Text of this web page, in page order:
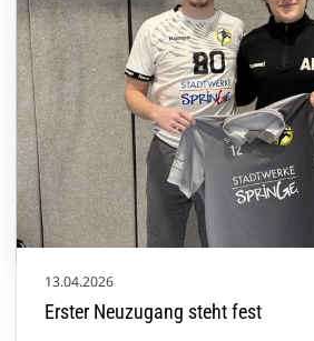
Die Gäste aus Börde fanden zu
ein Mittel gegen die
Vorstellung der
Abläufen im Angriff und starkem
Durchsetzungsvermögen im
der Druck immer weiter erhöht –
deutlichen 20:7 in die
13.04.2026
Erster Neuzugang steht fest